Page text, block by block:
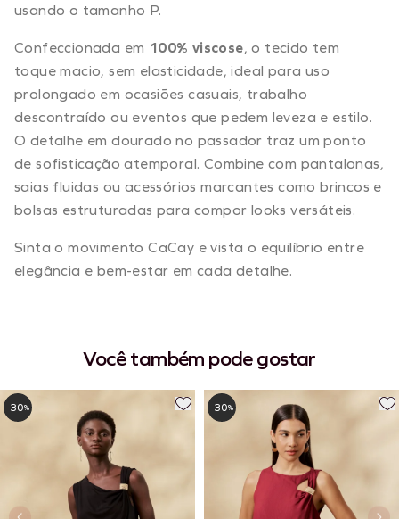
usando o tamanho P.
Confeccionada em 100% viscose, o tecido tem
toque macio, sem elasticidade, ideal para uso
prolongado em ocasiões casuais, trabalho
descontraído ou eventos que pedem leveza e estilo.
O detalhe em dourado no passador traz um ponto
de sofisticação atemporal. Combine com pantalonas,
saias fluidas ou acessórios marcantes como brincos e
bolsas estruturadas para compor looks versáteis.
Sinta o movimento CaCay e vista o equilíbrio entre
elegância e bem-estar em cada detalhe.
Você também pode gostar
-30% -30%